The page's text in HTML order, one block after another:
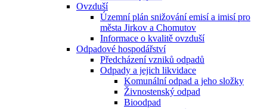
Ovzduší
Územní plán snižování emisí a imisí pro
města Jirkov a Chomutov
Informace o kvalitě ovzduší
Odpadové hospodářství
Předcházení vzniků odpadů
Odpady a jejich likvidace
Komunální odpad a jeho složky
Živnostenský odpad
Bioodpad